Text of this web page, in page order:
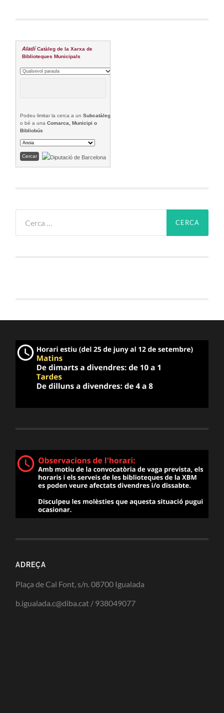
Aladí Catàleg de la Xarxa de
Biblioteques Municipals
Podeu limitar la cerca a unSubcatàleg
o bé a unaComarca, Municipi o
Bibliobús
ADREÇA
Plaça de Cal Font, s/n. 08700 Igualada
b.igualada.c@diba.cat / 938049077